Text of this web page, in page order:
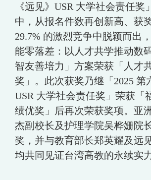
《远见》USR 大学社会责任奖
中，从报名件数再创新高、获
29.7% 的激烈竞争中脱颖而出
能零落差：以人才共学推动数
智友善培力」方案荣获「人才
奖」。此次获奖乃继「2025 第
USR 大学社会责任奖」荣获「
绩优奖」后再次荣获奖项。亚
杰副校长及护理学院吴桦姗院
奖，并与教育部长郑英耀及远
均共同见证台湾高教的永续实力